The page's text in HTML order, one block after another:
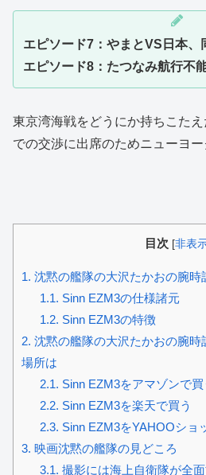
エピソード7：やまとVS日本、
エピソード8：たつなみ航行不
東京湾海戦をどうにか持ちこた
での交渉に出席のためニューヨー
目次 [非表
1. 沈黙の艦隊の大沢たかおの腕時
1.1. Sinn EZM3の仕様諸元
1.2. Sinn EZM3の特徴
2. 沈黙の艦隊の大沢たかおの腕時
場所は
2.1. Sinn EZM3をアマゾンで買
2.2. Sinn EZM3を楽天で買う
2.3. Sinn EZM3をYAHOOショ
3. 映画沈黙の艦隊の見どころ
3.1. 撮影には海上自衛隊が全